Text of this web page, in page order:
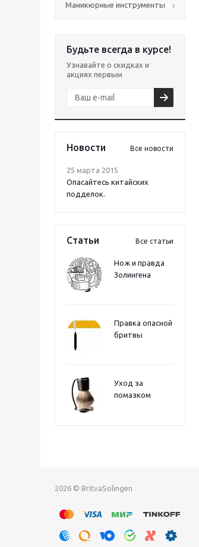
Маникюрные инструменты
Будьте всегда в курсе!
Узнавайте о скидках и
акциях первым
Новости Все новости
25 марта 2015
Опасайтесь китайских
подделок.
Статьи Все статьи
Нож и правда
Золингена
Правка опасной
бритвы
Уход за
помазком
2026 © BritvaSolingen